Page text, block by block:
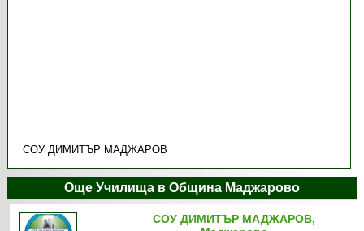
СОУ ДИМИТЪР МАДЖАРОВ
Още Училища в Община Маджарово
СОУ ДИМИТЪР МАДЖАРОВ,